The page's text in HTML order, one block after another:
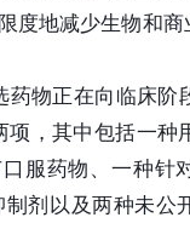
度地减少生物和商
药物正在向临床阶
，其中包括一种
服药物、一种针
剂以及两种未公